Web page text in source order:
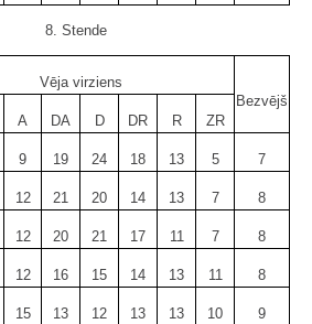
8. Stende
Vēja virziens
Bezvējš
A DA D DR R ZR
9 19 24 18 13 5 7
12 21 20 14 13 7 8
12 20 21 17 11 7 8
12 16 15 14 13 11 8
15 13 12 13 13 10 9